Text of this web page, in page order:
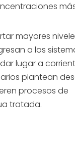
mayores
a los
lugar a
plantean
procesos de
tratada.